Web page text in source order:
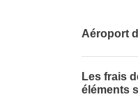
Aéroport
Les frais
éléments